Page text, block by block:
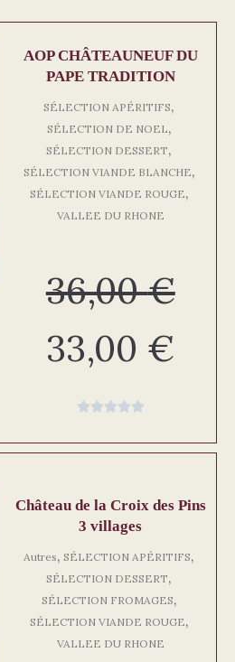
AOP CHÂTEAUNEUF DU
PAPE TRADITION
SÉLECTION APÉRITIFS,
SÉLECTION DE NOEL,
SÉLECTION DESSERT,
SÉLECTION VIANDE BLANCHE,
SÉLECTION VIANDE ROUGE,
VALLEE DU RHONE
36,00€
33,00 €

Château de la Croix des Pins
3 villages
Autres, SÉLECTION APÉRITIFS,
SÉLECTION DESSERT,
SÉLECTION FROMAGES,
SÉLECTION VIANDE ROUGE,
VALLEE DU RHONE